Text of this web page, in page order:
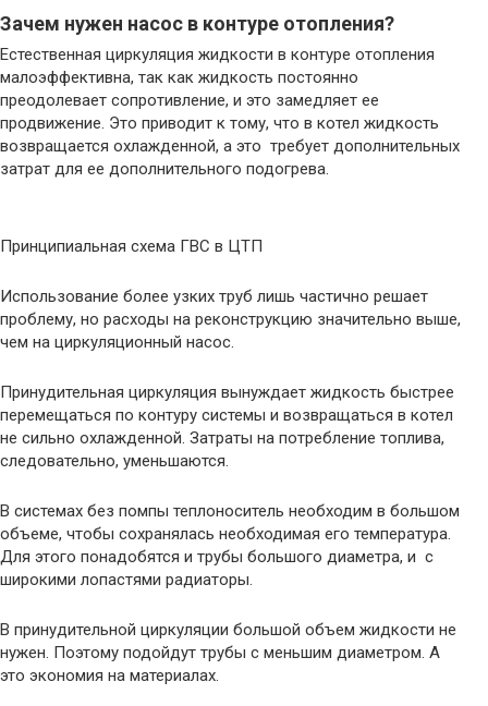
Зачем нужен насос в контуре отопления?
Естественная циркуляция жидкости в контуре отопления
малоэффективна, так как жидкость постоянно
преодолевает сопротивление, и это замедляет ее
продвижение. Это приводит к тому, что в котел жидкость
возвращается охлажденной, а это требует дополнительных
затрат для ее дополнительного подогрева.
Принципиальная схема ГВС в ЦТП
Использование более узких труб лишь частично решает
проблему, но расходы на реконструкцию значительно выше,
чем на циркуляционный насос.
Принудительная циркуляция вынуждает жидкость быстрее
перемещаться по контуру системы и возвращаться в котел
не сильно охлажденной. Затраты на потребление топлива,
следовательно, уменьшаются.
В системах без помпы теплоноситель необходим в большом
объеме, чтобы сохранялась необходимая его температура.
Для этого понадобятся и трубы большого диаметра, и с
широкими лопастями радиаторы.
В принудительной циркуляции большой объем жидкости не
нужен. Поэтому подойдут трубы с меньшим диаметром. А
это экономия на материалах.